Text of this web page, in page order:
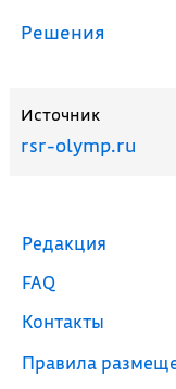
Решения
Источник
rsr-olymp.ru
Редакция
FAQ
Контакты
Правила